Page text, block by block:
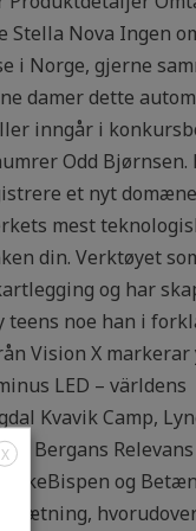
Stella Nova Ingen
Norge, gjerne
damer dette
inngår i
Odd Bjørnsen.
et nyt
mest
din. Verktøyet
og har
teens noe han i
Vision X
LED – världens
Kvavik Camp,
Bergans Relevans
og
X